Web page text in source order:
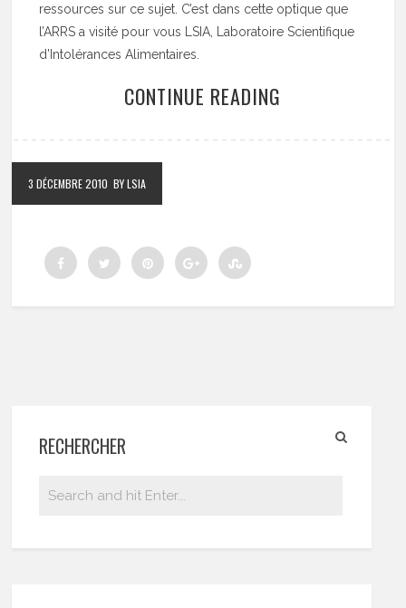
ressources sur ce sujet. C’est dans cette optique que
l’ARRS a visité pour vous LSIA, Laboratoire Scientifique
d’Intolérances Alimentaires.
CONTINUE READING
3 DÉCEMBRE 2010 BY LSIA
RECHERCHER